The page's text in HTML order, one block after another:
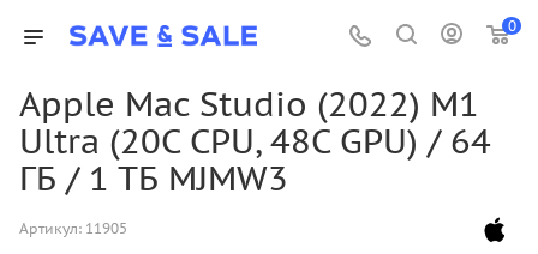
0
Apple Mac Studio (2022) M1
Ultra (20C CPU, 48C GPU) / 64
ГБ / 1 ТБ MJMW3
Артикул: 11905